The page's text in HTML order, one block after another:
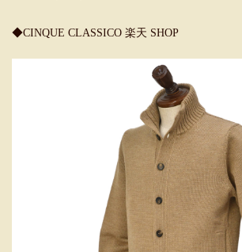
◆CINQUE CLASSICO 楽天 SHOP